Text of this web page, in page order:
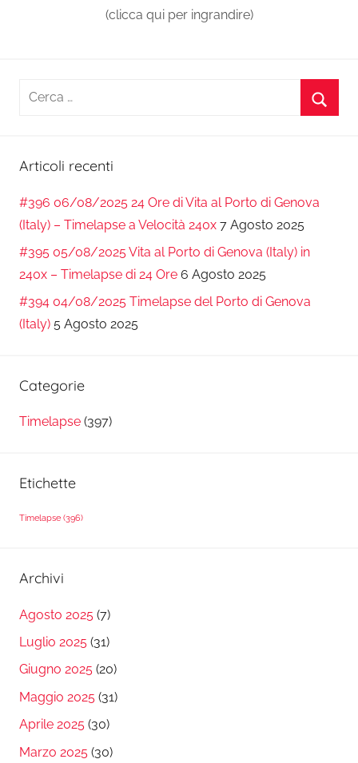
(clicca qui per ingrandire)
Ricerca
Articoli recenti
#396 06/08/2025 24 Ore di Vita al Porto di Genova
(Italy) – Timelapse a Velocità 240x 7 Agosto 2025
#395 05/08/2025 Vita al Porto di Genova (Italy) in
240x – Timelapse di 24 Ore 6 Agosto 2025
#394 04/08/2025 Timelapse del Porto di Genova
(Italy) 5 Agosto 2025
Categorie
Timelapse (397)
Etichette
Timelapse (396)
Archivi
Agosto 2025 (7)
Luglio 2025 (31)
Giugno 2025 (20)
Maggio 2025 (31)
Aprile 2025 (30)
Marzo 2025 (30)